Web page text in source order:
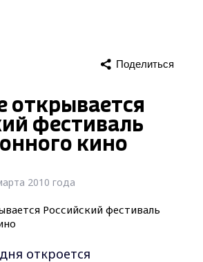
Поделиться
открывается
фестиваль
кино
2010 года
откроется